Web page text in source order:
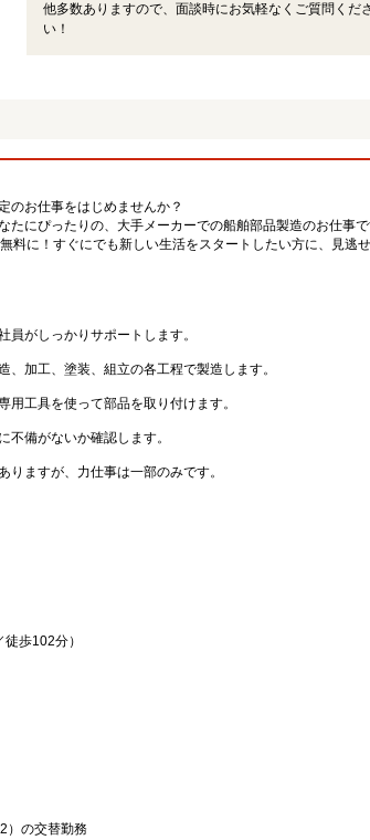
他多数ありますので、面談時にお気軽なくご質問くだ
い！
のお仕事をはじめませんか？
たにぴったりの、大手メーカーでの船舶部品製造のお仕事で
料に！すぐにでも新しい生活をスタートしたい方に、見逃
がしっかりサポートします。
、加工、塗装、組立の各工程で製造します。
用工具を使って部品を取り付けます。
不備がないか確認します。
ますが、力仕事は一部のみです。
歩102分）
）の交替勤務